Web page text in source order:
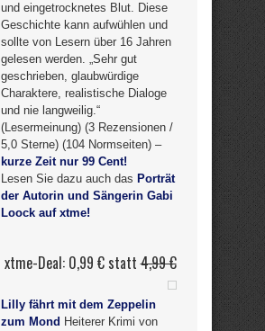
und eingetrocknetes Blut. Diese
Geschichte kann aufwühlen und
sollte von Lesern über 16 Jahren
gelesen werden. „Sehr gut
geschrieben, glaubwürdige
Charaktere, realistische Dialoge
und nie langweilig.“
(Lesermeinung) (3 Rezensionen /
5,0 Sterne) (104 Normseiten) –
kurze Zeit nur 99 Cent!
Lesen Sie dazu auch das Porträt
der Autorin und Sängerin Gabi
Loock auf xtme!
xtme-Deal: 0,99 € statt4,99 €
Lilly fährt mit dem Zeppelin
zum Mond Heiterer Krimi von